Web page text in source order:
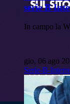
serie B
In campo la
gio, 06 ago
Serie-B-